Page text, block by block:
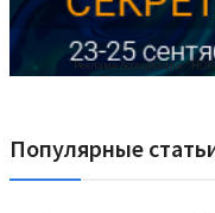
Реклама Ассоциации
Популярные